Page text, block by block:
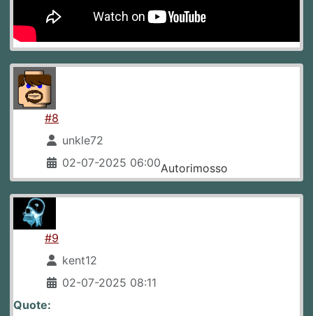
#8
unkle72
02-07-2025 06:00Autorimosso
#9
kent12
02-07-2025 08:11
Quote: